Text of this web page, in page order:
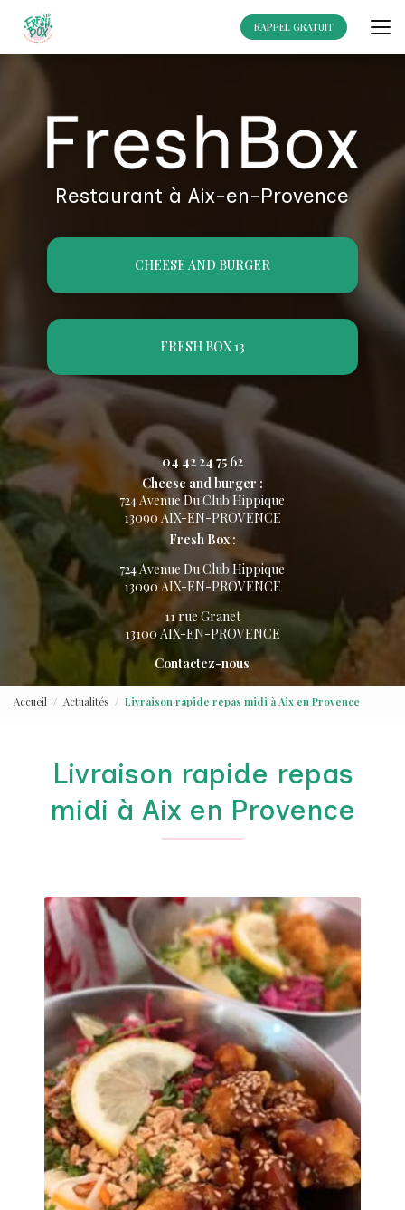
contenu
principal
RAPPEL GRATUIT
Restaurant à Aix-en-Provence
CHEESE AND BURGER
FRESH BOX 13
04 42 24 75 62
Cheese and burger :
724 Avenue Du Club Hippique
13090 AIX-EN-PROVENCE
Fresh Box :
724 Avenue Du Club Hippique
13090 AIX-EN-PROVENCE
11 rue Granet
13100 AIX-EN-PROVENCE
Contactez-nous
Accueil Actualités Livraison rapide repas midi à Aix en Provence
Livraison rapide repas
midi à Aix en Provence